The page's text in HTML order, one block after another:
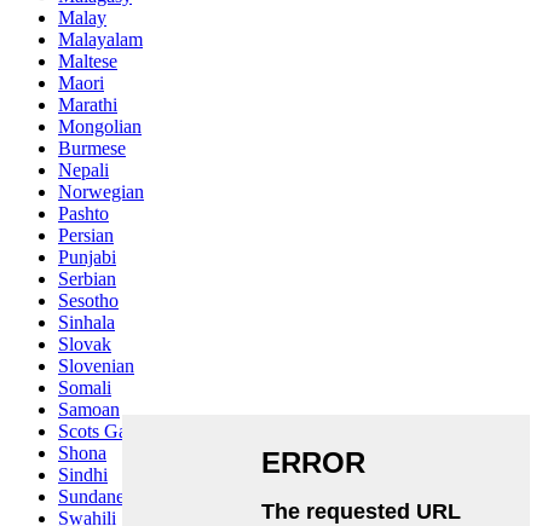
Malay
Malayalam
Maltese
Maori
Marathi
Mongolian
Burmese
Nepali
Norwegian
Pashto
Persian
Punjabi
Serbian
Sesotho
Sinhala
Slovak
Slovenian
Somali
Samoan
Scots Gaelic
Shona
Sindhi
Sundanese
Swahili